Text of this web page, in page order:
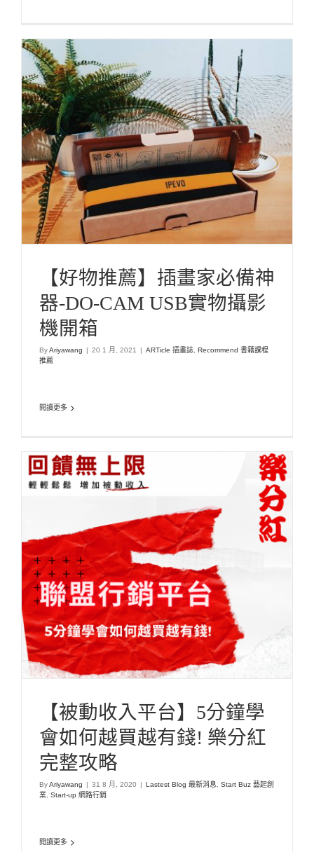
【好物推薦】插畫家必備神器-DO-CAM USB實物
攝影機開箱
ARTicle 插畫誌 Recommend 書籍課程推薦
【好物推薦】插畫家必備神
器-DO-CAM USB實物攝影
機開箱
ByAriyawang 20 1 月, 2021 ARTicle 插畫誌, Recommend 書籍課程
推薦
閱讀更多
【被動收入平台】5分鐘學會如何越買越有錢! 樂
分紅完整攻略
Lastest Blog 最新消息 Start Buz 藝起創業 Start-up 網路行銷
【被動收入平台】5分鐘學
會如何越買越有錢! 樂分紅
完整攻略
ByAriyawang 31 8 月, 2020 Lastest Blog 最新消息, Start Buz 藝起創
業, Start-up 網路行銷
閱讀更多